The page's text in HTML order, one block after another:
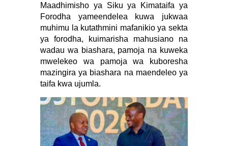
Maadhimisho ya Siku ya Kimataifa ya
Forodha yameendelea kuwa jukwaa
muhimu la kutathmini mafanikio ya sekta
ya forodha, kuimarisha mahusiano na
wadau wa biashara, pamoja na kuweka
mwelekeo wa pamoja wa kuboresha
mazingira ya biashara na maendeleo ya
taifa kwa ujumla.